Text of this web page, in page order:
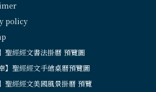
policy
聖經經文書法掛曆 預覽圖
】聖經經文手繪桌曆預覽圖
聖經經文美國風景掛曆 預覽